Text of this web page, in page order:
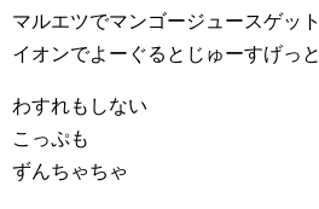
マルエツでマンゴージュースゲット
イオンでよーぐるとじゅーすげっと
わすれもしない
こっぷも
ずんちゃちゃ